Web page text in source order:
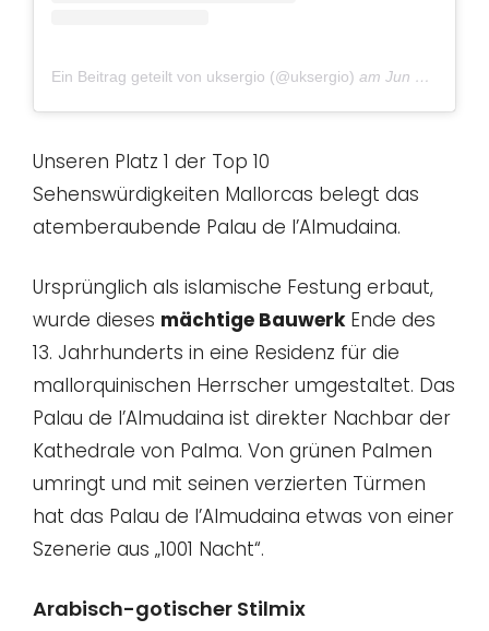
Ein Beitrag geteilt von uksergio (@uksergio) am Jun 1, 2016 um 4:54 PDT
Unseren Platz 1 der Top 10
Sehenswürdigkeiten Mallorcas belegt das
atemberaubende Palau de l’Almudaina.
Ursprünglich als islamische Festung erbaut,
wurde dieses mächtige BauwerkEnde des
13. Jahrhunderts in eine Residenz für die
mallorquinischen Herrscher umgestaltet. Das
Palau de l’Almudaina ist direkter Nachbar der
Kathedrale von Palma. Von grünen Palmen
umringt und mit seinen verzierten Türmen
hat das Palau de l’Almudaina etwas von einer
Szenerie aus „1001 Nacht“.
Arabisch-gotischer Stilmix